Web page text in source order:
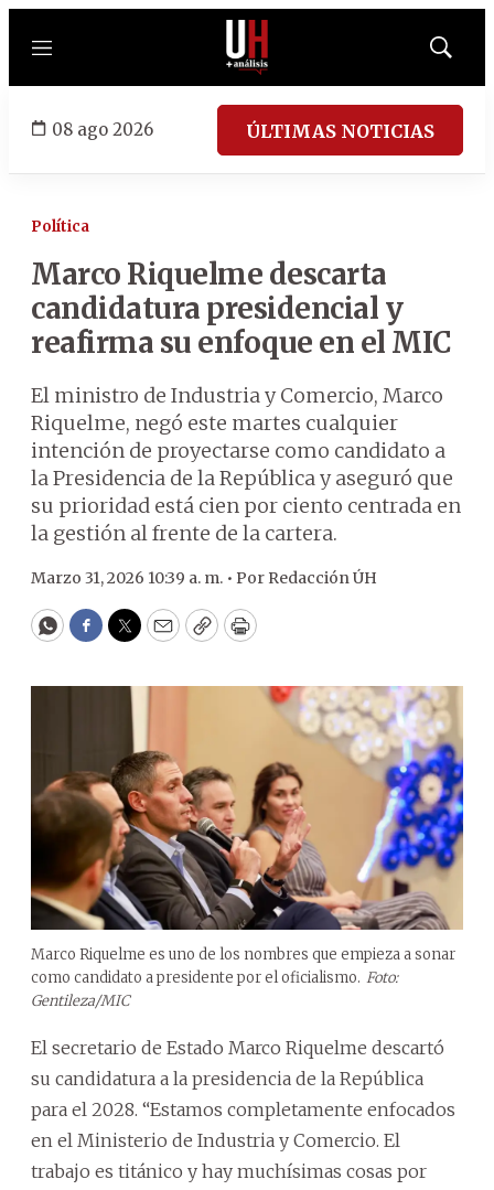
Menú
Mostrar
08 ago 2026 ÚLTIMAS NOTICIAS
Política
Marco Riquelme descarta
candidatura presidencial y
reafirma su enfoque en el MIC
El ministro de Industria y Comercio, Marco
Riquelme, negó este martes cualquier
intención de proyectarse como candidato a
la Presidencia de la República y aseguró que
su prioridad está cien por ciento centrada en
la gestión al frente de la cartera.
Marzo 31, 2026 10:39 a. m. • Por Redacción ÚH
WhatsApp
Facebook
Twitter
EmailCopyPrint
Marco Riquelme es uno de los nombres que empieza a sonar
como candidato a presidente por el oficialismo. Foto:
Gentileza/MIC
El secretario de Estado Marco Riquelme descartó
su candidatura a la presidencia de la República
para el 2028. “Estamos completamente enfocados
en el Ministerio de Industria y Comercio. El
trabajo es titánico y hay muchísimas cosas por